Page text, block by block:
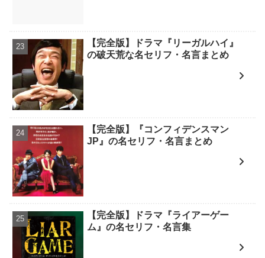
【完全版】ドラマ『リーガルハイ』
の破天荒な名セリフ・名言まとめ
【完全版】『コンフィデンスマン
JP』の名セリフ・名言まとめ
【完全版】ドラマ『ライアーゲー
ム』の名セリフ・名言集